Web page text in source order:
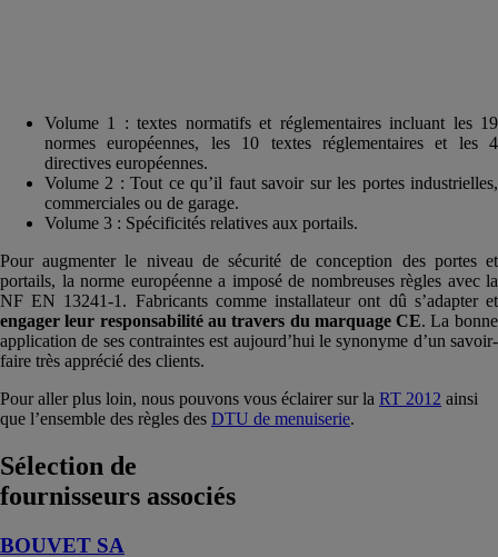
Volume 1 : textes normatifs et réglementaires incluant les 19
normes européennes, les 10 textes réglementaires et les 4
directives européennes.
Volume 2 : Tout ce qu’il faut savoir sur les portes industrielles,
commerciales ou de garage.
Volume 3 : Spécificités relatives aux portails.
Pour augmenter le niveau de sécurité de conception des portes et
portails, la norme européenne a imposé de nombreuses règles avec la
NF EN 13241-1. Fabricants comme installateur ont dû s’adapter et
engager leur responsabilité au travers du marquage CE. La bonne
application de ses contraintes est aujourd’hui le synonyme d’un savoir-
faire très apprécié des clients.
Pour aller plus loin, nous pouvons vous éclairer sur la RT 2012 ainsi
que l’ensemble des règles des DTU de menuiserie.
Sélection de
fournisseurs associés
BOUVET SA